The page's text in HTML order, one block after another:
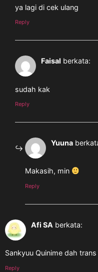
ya lagi di cek ulang
Reply
Faisal berkata:
sudah kak
Reply
Yuuna
Makasih, min
Reply
Afi SA berkata:
Sankyuu Quinime dah
Reply